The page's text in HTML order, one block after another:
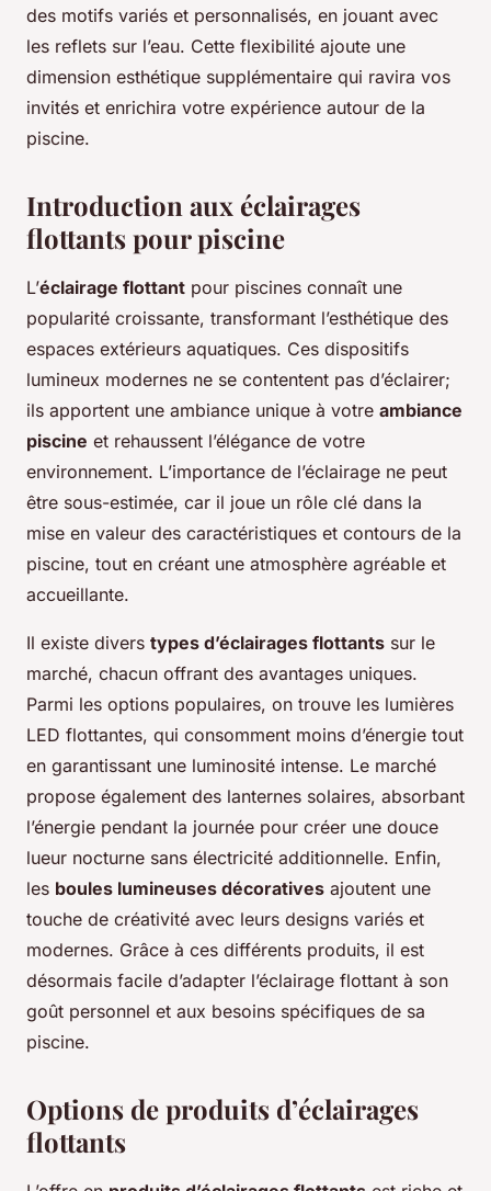
des motifs variés et personnalisés, en jouant avec
les reflets sur l’eau. Cette flexibilité ajoute une
dimension esthétique supplémentaire qui ravira vos
invités et enrichira votre expérience autour de la
piscine.
Introduction aux éclairages
flottants pour piscine
L’éclairage flottant pour piscines connaît une
popularité croissante, transformant l’esthétique des
espaces extérieurs aquatiques. Ces dispositifs
lumineux modernes ne se contentent pas d’éclairer;
ils apportent une ambiance unique à votre ambiance
piscine et rehaussent l’élégance de votre
environnement. L’importance de l’éclairage ne peut
être sous-estimée, car il joue un rôle clé dans la
mise en valeur des caractéristiques et contours de la
piscine, tout en créant une atmosphère agréable et
accueillante.
Il existe divers types d’éclairages flottants sur le
marché, chacun offrant des avantages uniques.
Parmi les options populaires, on trouve les lumières
LED flottantes, qui consomment moins d’énergie tout
en garantissant une luminosité intense. Le marché
propose également des lanternes solaires, absorbant
l’énergie pendant la journée pour créer une douce
lueur nocturne sans électricité additionnelle. Enfin,
les boules lumineuses décoratives ajoutent une
touche de créativité avec leurs designs variés et
modernes. Grâce à ces différents produits, il est
désormais facile d’adapter l’éclairage flottant à son
goût personnel et aux besoins spécifiques de sa
piscine.
Options de produits d’éclairages
flottants